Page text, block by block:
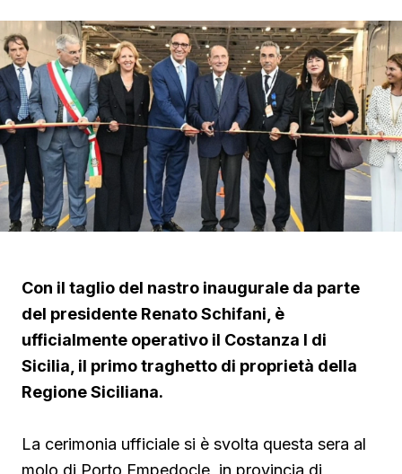
Con il taglio del nastro inaugurale da parte
del presidente Renato Schifani, è
ufficialmente operativo il Costanza I di
Sicilia, il primo traghetto di proprietà della
Regione Siciliana.
La cerimonia ufficiale si è svolta questa sera al
molo di Porto Empedocle, in provincia di